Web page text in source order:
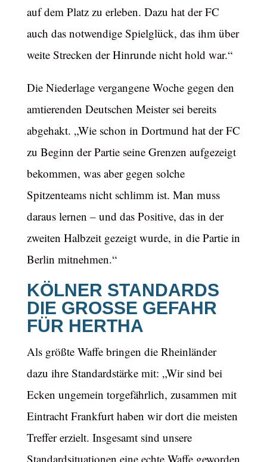
auf dem Platz zu erleben. Dazu hat der FC
auch das notwendige Spielglück, das ihm über
weite Strecken der Hinrunde nicht hold war.“
Die Niederlage vergangene Woche gegen den
amtierenden Deutschen Meister sei bereits
abgehakt. „Wie schon in Dortmund hat der FC
zu Beginn der Partie seine Grenzen aufgezeigt
bekommen, was aber gegen solche
Spitzenteams nicht schlimm ist. Man muss
daraus lernen – und das Positive, das in der
zweiten Halbzeit gezeigt wurde, in die Partie in
Berlin mitnehmen.“
KÖLNER STANDARDS
DIE GROSSE GEFAHR F
ÜR HERTHA
Als größte Waffe bringen die Rheinländer
dazu ihre Standardstärke mit: „Wir sind bei
Ecken ungemein torgefährlich, zusammen mit
Eintracht Frankfurt haben wir dort die meisten
Treffer erzielt. Insgesamt sind unsere
Standardsituationen eine echte Waffe geworden